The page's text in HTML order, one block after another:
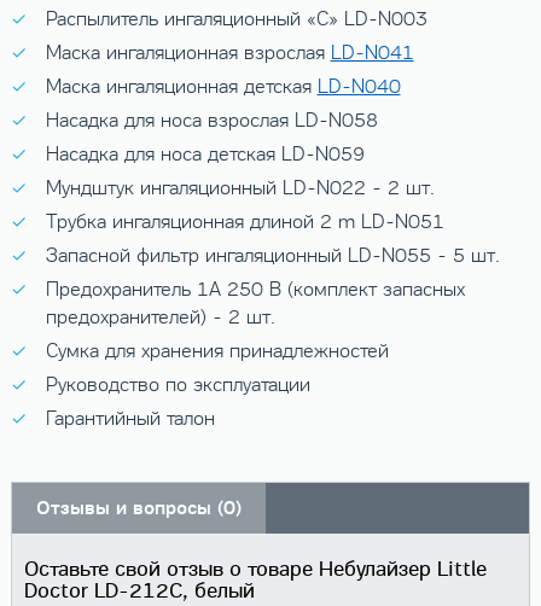
Распылитель ингаляционный «C» LD-N003
Маска ингаляционная взрослая LD-N041
Маска ингаляционная детская LD-N040
Насадка для носа взрослая LD-N058
Насадка для носа детская LD-N059
Мундштук ингаляционный LD-N022 - 2 шт.
Трубка ингаляционная длиной 2 m LD-N051
Запасной фильтр ингаляционный LD-N055 - 5 шт.
Предохранитель 1A 250 В (комплект запасных
предохранителей) - 2 шт.
Сумка для хранения принадлежностей
Руководство по эксплуатации
Гарантийный талон
Отзывы и вопросы (0)
Оставьте свой отзыв о товаре Небулайзер Little
Doctor LD-212C, белый